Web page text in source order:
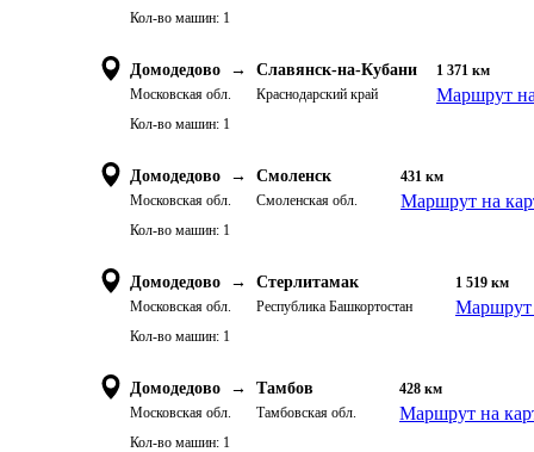
Кол-во машин: 1
Домодедово →
Московская обл.
Славянск-на-Кубани
Краснодарский край
1 371 км
Маршрут
Кол-во машин: 1
Домодедово →
Московская обл.
Смоленск
Смоленская обл.
431 км
Маршрут на
Кол-во машин: 1
Домодедово →
Московская обл.
Стерлитамак
Республика Башкортостан
1 519 км
Маршрут
Кол-во машин: 1
Домодедово →
Московская обл.
Тамбов
Тамбовская обл.
428 км
Маршрут на
Кол-во машин: 1